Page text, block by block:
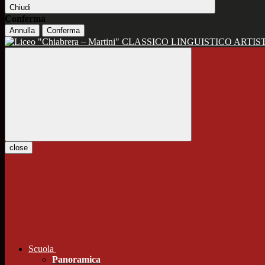
Chiudi
Conferma
Annulla Conferma
CLASSICO LINGUISTICO
close
Scuola
Panoramica